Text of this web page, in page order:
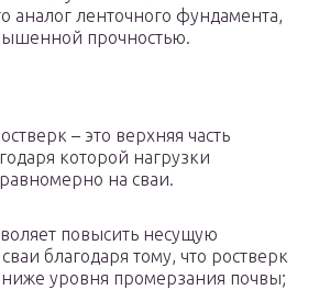
аналог ленточного фундамента,
прочностью.
– это верхняя часть
которой нагрузки
на сваи.
повысить несущую
благодаря тому, что ростверк
уровня промерзания почвы;